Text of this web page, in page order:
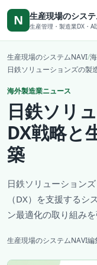
本文へ移動
N 生産現場のシス
生産管理・製造業DX・
生産現場のシステムNAVI/
日鉄ソリューションズの製
海外製造業ニュース
日鉄ソリ
DX戦略と
築
日鉄ソリューション
（DX）を支援する
ン最適化の取り組みを
生産現場のシステムNAVI編